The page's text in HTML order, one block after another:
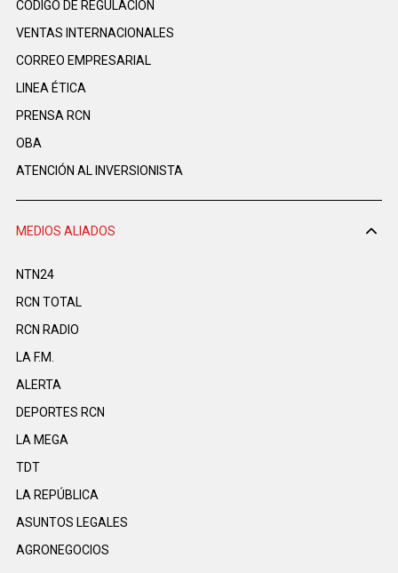
CÓDIGO DE REGULACIÓN
VENTAS INTERNACIONALES
CORREO EMPRESARIAL
LINEA ÉTICA
PRENSA RCN
OBA
ATENCIÓN AL INVERSIONISTA
MEDIOS ALIADOS
NTN24
RCN TOTAL
RCN RADIO
LA F.M.
ALERTA
DEPORTES RCN
LA MEGA
TDT
LA REPÚBLICA
ASUNTOS LEGALES
AGRONEGOCIOS